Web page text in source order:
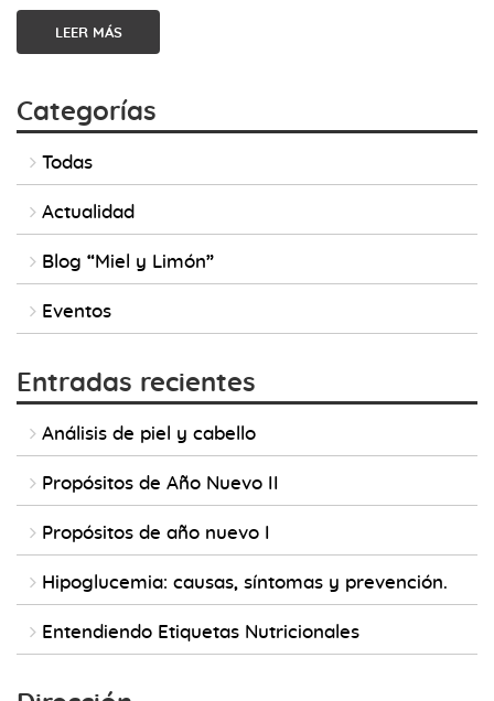
LEER MÁS
Categorías
Todas
Actualidad
Blog “Miel y Limón”
Eventos
Entradas recientes
Análisis de piel y cabello
Propósitos de Año Nuevo II
Propósitos de año nuevo I
Hipoglucemia: causas, síntomas y prevención.
Entendiendo Etiquetas Nutricionales